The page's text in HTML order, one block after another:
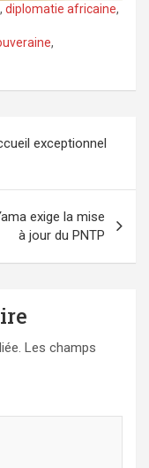
, diplomatie africaine,
,
exceptionnel
exige la mise
à jour du PNTP
Les champs